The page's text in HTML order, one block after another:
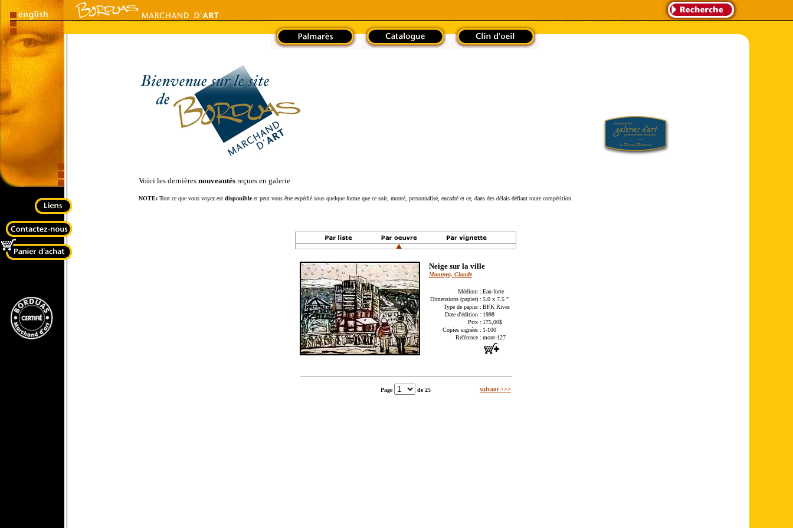
Voici les dernières nouveautés reçues en galerie.
NOTE: Tout ce que vous voyez est disponibleet peut vous être expédié sous quelque forme que ce soit, monté, personnalisé, encadré et ce, dans des délais défiant toute compétition.
Neige sur la ville
Montoya, Claude
Médium : Eau-forte
Dimensions (papier) : 5.0 x 7.5 "
Type de papier : BFK Rives
Date d'édition : 1998
Prix : 175,00$
Copies signées : 1-100
Référence : mont-127
Page de 25 suivant >>>